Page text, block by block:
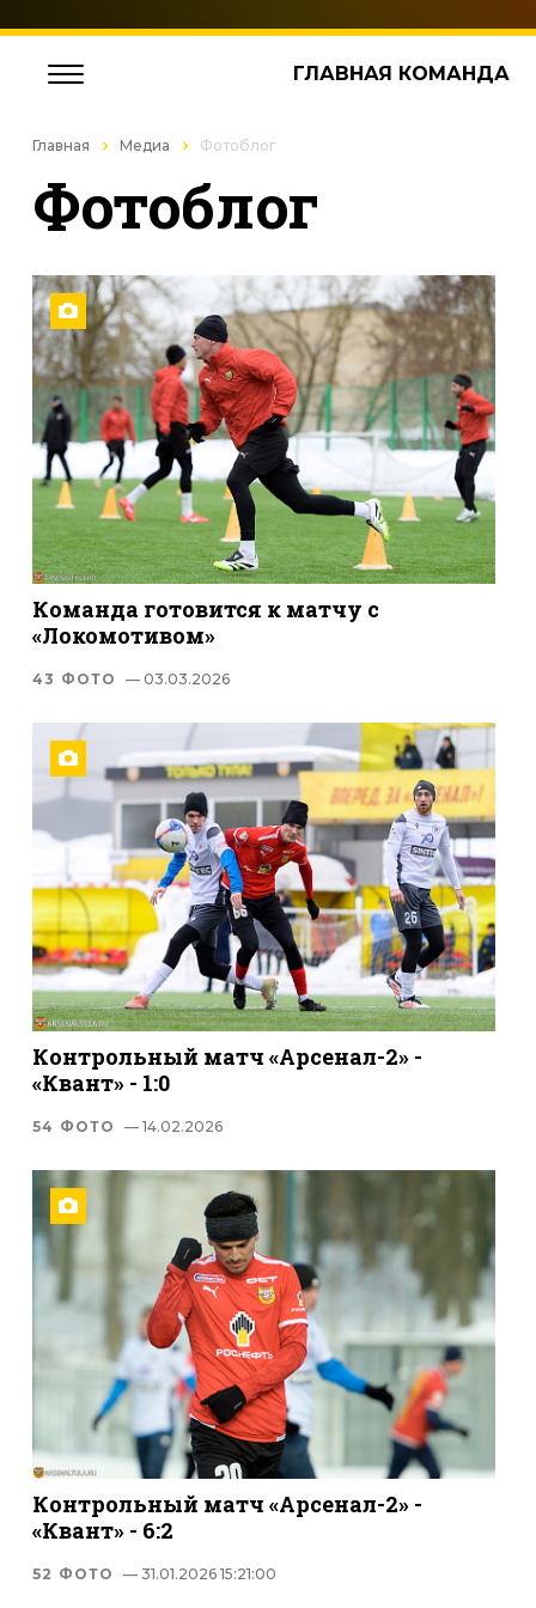
ГЛАВНАЯ КОМАНДА
Главная Медиа Фотоблог
Фотоблог
Команда готовится к матчу с
«Локомотивом»
43 ФОТО — 03.03.2026
Контрольный матч «Арсенал-2» -
«Квант» - 1:0
54 ФОТО — 14.02.2026
Контрольный матч «Арсенал-2» -
«Квант» - 6:2
52 ФОТО — 31.01.2026 15:21:00